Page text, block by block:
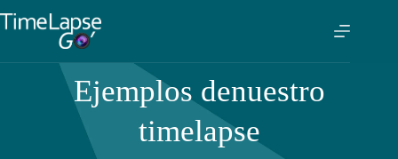
Ejemplos denuestro
timelapse